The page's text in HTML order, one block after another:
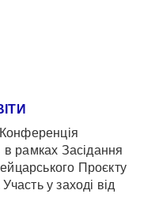
в рамках Засідання
Проєкту
у заході від